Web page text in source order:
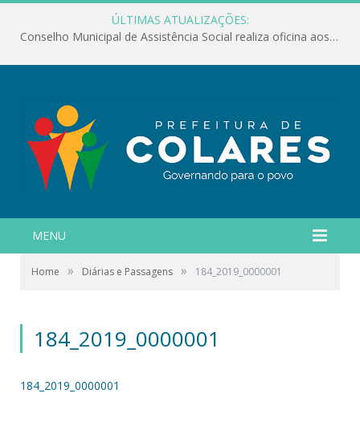
ÚLTIMAS ATUALIZAÇÕES:
Conselho Municipal de Assistência Social realiza oficina aos servidores
MENU
Home » Diárias e Passagens » 184_2019_0000001
184_2019_0000001
184_2019_0000001